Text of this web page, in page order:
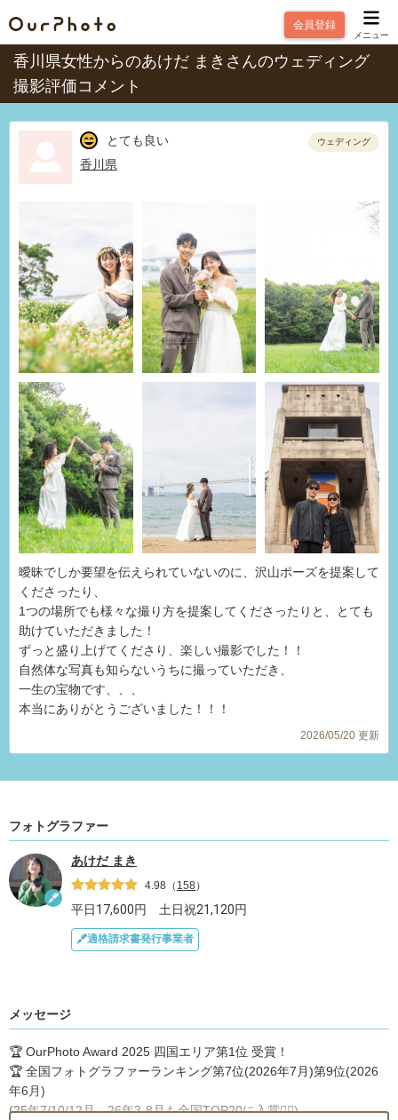
会員登録
メニュー
香川県女性からのあけだ まきさんのウェディング
撮影評価コメント
とても良い
香川県
ウェディング
曖昧でしか要望を伝えられていないのに、沢山ポーズを提案して
くださったり、
1つの場所でも様々な撮り方を提案してくださったりと、とても
助けていただきました！
ずっと盛り上げてくださり、楽しい撮影でした！！
自然体な写真も知らないうちに撮っていただき、
一生の宝物です、、、
本当にありがとうございました！！！
2026/05/20 更新
フォトグラファー
あけだ まき
4.98 （ 158）
平日17,600円 土日祝21,120円
適格請求書発行事業者
メッセージ
🏆 OurPhoto Award 2025 四国エリア第1位 受賞！
🏆 全国フォトグラファーランキング第7位(2026年7月)第9位(2026
年6月)
(25年7/10/12月、26年3-8月も全国TOP20に入賞🙇‍♀️)